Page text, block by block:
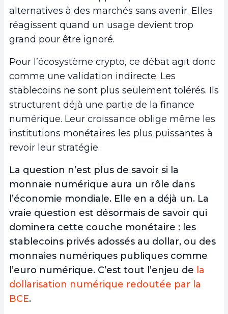
alternatives à des marchés sans avenir. Elles
réagissent quand un usage devient trop
grand pour être ignoré.
Pour l’écosystème crypto, ce débat agit donc
comme une validation indirecte. Les
stablecoins ne sont plus seulement tolérés. Ils
structurent déjà une partie de la finance
numérique. Leur croissance oblige même les
institutions monétaires les plus puissantes à
revoir leur stratégie.
La question n’est plus de savoir si la
monnaie numérique aura un rôle dans
l’économie mondiale. Elle en a déjà un. La
vraie question est désormais de savoir qui
dominera cette couche monétaire : les
stablecoins privés adossés au dollar, ou des
monnaies numériques publiques comme
l’euro numérique. C’est tout l’enjeu de la
dollarisation numérique redoutée par la
BCE.